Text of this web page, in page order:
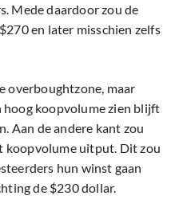
Mede daardoor zou de
en later misschien zelfs
overboughtzone, maar
koopvolume zien blijft
Aan de andere kant zou
koopvolume uitput. Dit zou
hun winst gaan
de $230 dollar.